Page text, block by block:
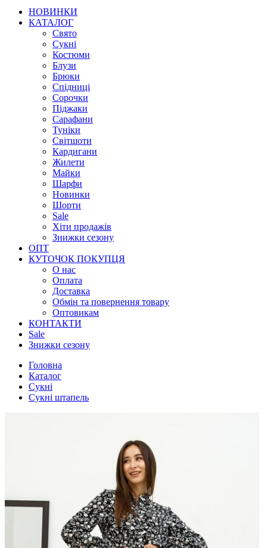
НОВИНКИ
КАТАЛОГ
Свято
Сукні
Костюми
Блузи
Брюки
Спідниці
Сорочки
Піджаки
Сарафани
Туніки
Світшоти
Кардигани
Жилети
Майки
Шарфи
Новинки
Шорти
Sale
Хіти продажів
Знижки сезону
ОПТ
КУТОЧОК ПОКУПЦЯ
О нас
Оплата
Доставка
Обмін та повернення товару
Оптовикам
КОНТАКТИ
Sale
Знижки сезону
Головна
Каталог
Сукні
Сукні штапель